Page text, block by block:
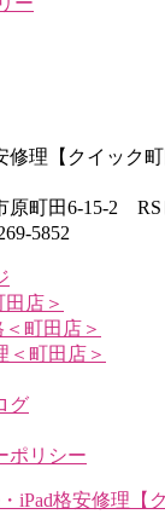
原町田6-15-2 RS
5852
店＞
町田店＞
＜町田店＞
グ
ポリシー
iPad格安修理【